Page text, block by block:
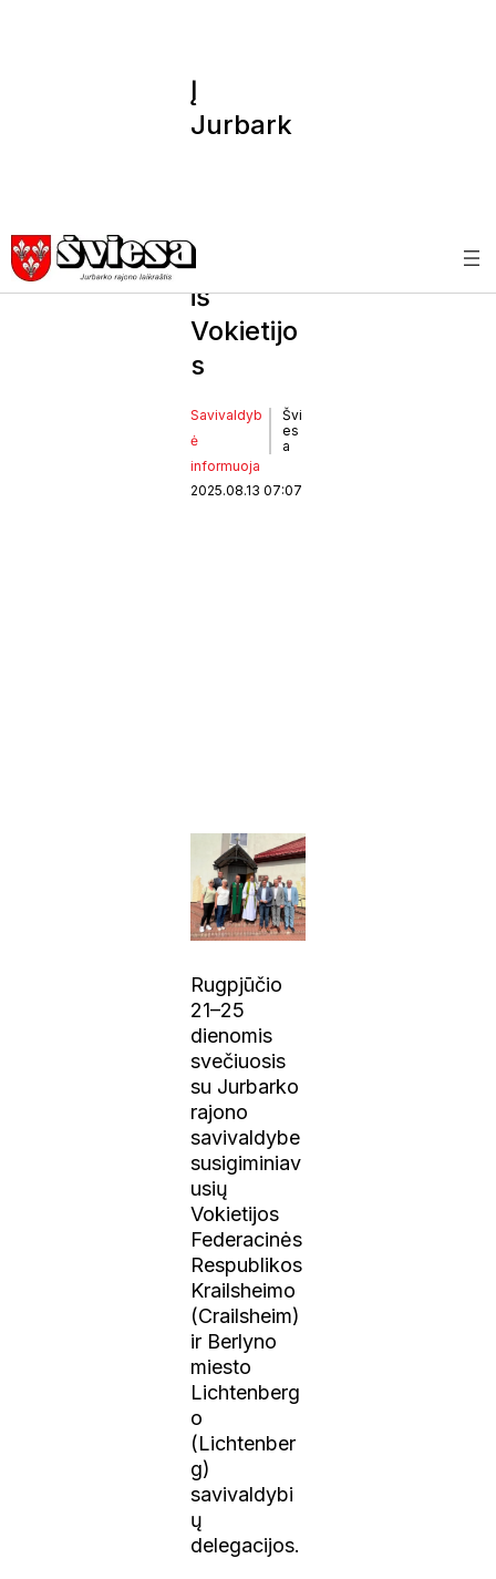
Į
Jurbark
draugai
iš
Vokietijo
s
Savivaldyb
ė
informuoja
Švi
es
a
2025.08.13 07:07
Rugpjūčio
21–25
dienomis
svečiuosis
su Jurbarko
rajono
savivaldybe
susigiminiav
usių
Vokietijos
Federacinės
Respublikos
Krailsheimo
(Crailsheim)
ir Berlyno
miesto
Lichtenberg
o
(Lichtenber
g)
savivaldybi
ų
delegacijos.